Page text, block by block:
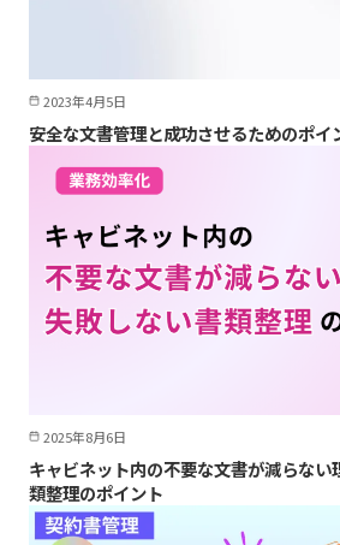
2023年4月5日
安全な文書管理と成功させるためのポイ
2025年8月6日
キャビネット内の不要な文書が減らない
類整理のポイント